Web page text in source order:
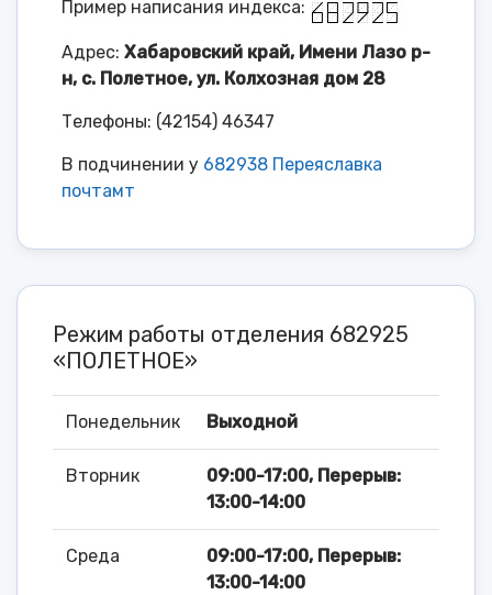
Пример написания индекса:
Адрес: Хабаровский край, Имени Лазо р-
н, с. Полетное, ул. Колхозная дом 28
Телефоны: (42154) 46347
В подчинении у 682938 Переяславка
почтамт
Режим работы отделения 682925
«ПОЛЕТНОЕ»
Понедельник Выходной
Вторник
09:00-17:00, Перерыв:
13:00-14:00
Среда
09:00-17:00, Перерыв:
13:00-14:00